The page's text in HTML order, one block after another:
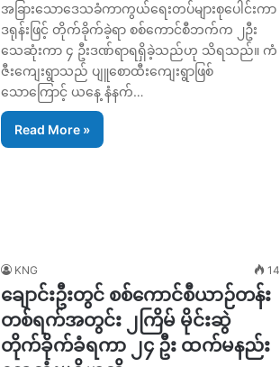
အခြားသောဒေသခံကာကွယ်ရေးတပ်များစုပေါင်းကာ
ဒရုန်းဖြင့် တိုက်ခိုက်ခဲ့ရာ စစ်ကောင်စီဘက်က ၂ဦး
သေဆုံးကာ ၄ ဦးဒဏ်ရာရရှိခဲ့သည်ဟု သိရသည်။ ကံ
ဇီးကျေးရွာသည် ပျူစောထီးကျေးရွာဖြစ်
သောကြောင့် ယနေ့ နံနက်…
Read More »
KNG 14
ချောင်းဦးတွင် စစ်ကောင်စီယာဉ်တန်း
တစ်ရက်အတွင်း ၂ကြိမ် မိုင်းဆွဲ
တိုက်ခိုက်ခံရကာ ၂၄ ဦး ထက်မနည်း